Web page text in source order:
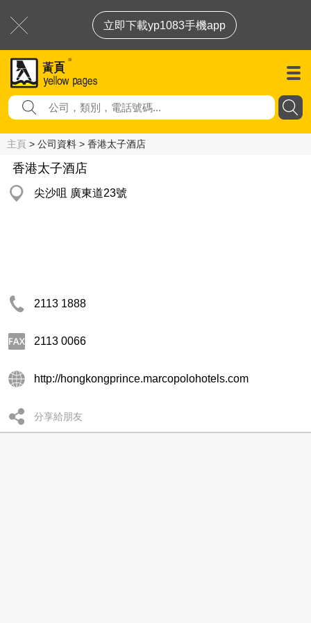
立即下載yp1083手機app
主頁 > 公司資料 > 香港太子酒店
香港太子酒店
尖沙咀 廣東道23號
2113 1888
2113 0066
http://hongkongprince.marcopolohotels.com
分享給朋友